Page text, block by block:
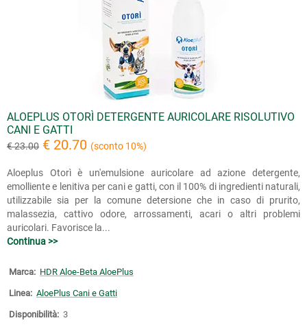
ALOEPLUS OTORÌ DETERGENTE AURICOLARE RISOLUTIVO
CANI E GATTI
€ 23.00 € 20.70 (sconto 10%)
Aloeplus Otorì è un'emulsione auricolare ad azione detergente,
emolliente e lenitiva per cani e gatti, con il 100% di ingredienti naturali,
utilizzabile sia per la comune detersione che in caso di prurito,
malassezia, cattivo odore, arrossamenti, acari o altri problemi
auricolari. Favorisce la...
Continua >>
Marca: HDR Aloe-Beta AloePlus
Linea: AloePlus Cani e Gatti
Disponibilità: 3